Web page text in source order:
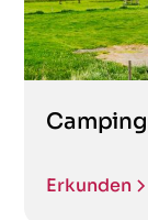
Erkunden